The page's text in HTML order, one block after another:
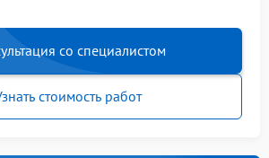
со специалистом
стоимость работ